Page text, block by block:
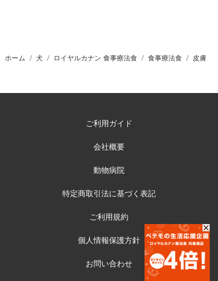
ホーム 犬 ロイヤルカナン 食事療法食 食事療法食 皮膚
ご利用ガイド
会社概要
動物病院
特定商取引法に基づく表記
ご利用規約
個人情報保護方針
お問い合わせ